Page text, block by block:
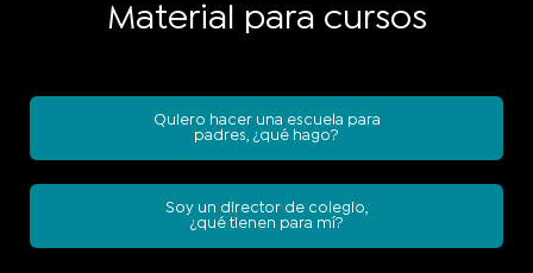
Material para cursos
Quiero hacer una escuela para
padres, ¿qué hago?
Soy un director de colegio,
¿qué tienen para mí?